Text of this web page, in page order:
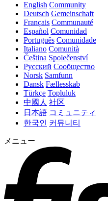
English Community
Deutsch Gemeinschaft
Français Communauté
Español Comunidad
Português Comunidade
Italiano Comunità
Čeština Společenství
Русский Сообщество
Norsk Samfunn
Dansk Fællesskab
Türkçe Topluluk
中國人 社区
日本語 コミュニティ
한국인 커뮤니티
メニュー